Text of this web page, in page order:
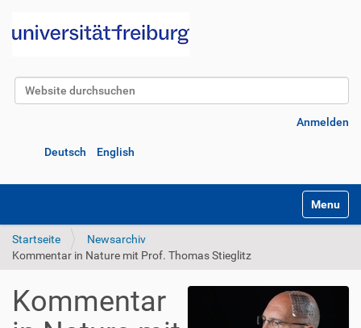
Website durchsuchen
Anmelden
Deutsch English
Startseite
Newsarchiv
Kommentar in Nature mit Prof. Thomas Stieglitz
Kommentar